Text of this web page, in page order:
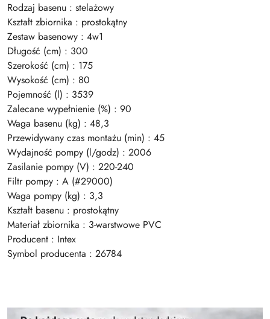
Rodzaj basenu : stelażowy
Kształt zbiornika : prostokątny
Zestaw basenowy : 4w1
Długość (cm) : 300
Szerokość (cm) : 175
Wysokość (cm) : 80
Pojemność (l) : 3539
Zalecane wypełnienie (%) : 90
Waga basenu (kg) : 48,3
Przewidywany czas montażu (min) : 45
Wydajność pompy (l/godz) : 2006
Zasilanie pompy (V) : 220-240
Filtr pompy : A (#29000)
Waga pompy (kg) : 3,3
Kształt basenu : prostokątny
Materiał zbiornika : 3-warstwowe PVC
Producent : Intex
Symbol producenta : 26784